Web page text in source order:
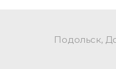
Подольск,